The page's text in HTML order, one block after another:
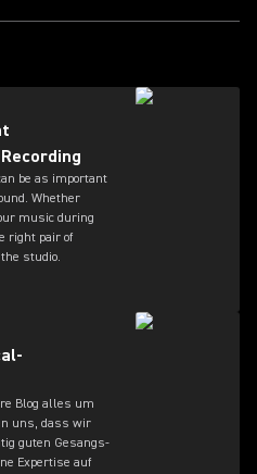
be as important
Whether
music during
right pair of
studio.
Blog alles um
uns, dass wir
guten Gesangs-
Expertise auf